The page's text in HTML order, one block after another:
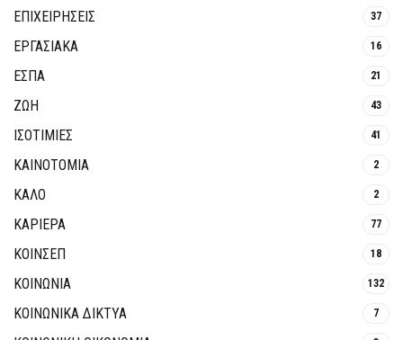
ΕΠΙΧΕΙΡΗΣΕΙΣ 37
ΕΡΓΑΣΙΑΚΑ 16
ΕΣΠΑ 21
ΖΩΗ 43
ΙΣΟΤΙΜΙΕΣ 41
ΚΑΙΝΟΤΟΜΊΑ 2
ΚΑΛΟ 2
ΚΑΡΙΕΡΑ 77
ΚΟΙΝΣΕΠ 18
ΚΟΙΝΩΝΙΑ 132
ΚΟΙΝΩΝΙΚΆ ΔΊΚΤΥΑ 7